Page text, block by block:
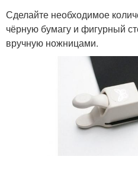
Сделайте необходимое
чёрную бумагу и фигурный
вручную ножницами.